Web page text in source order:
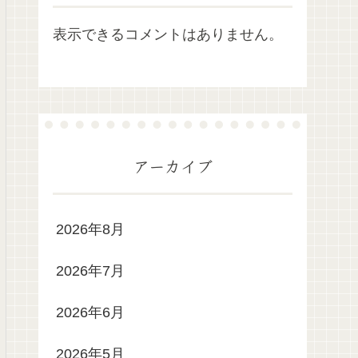
表示できるコメントはありません。
アーカイブ
2026年8月
2026年7月
2026年6月
2026年5月